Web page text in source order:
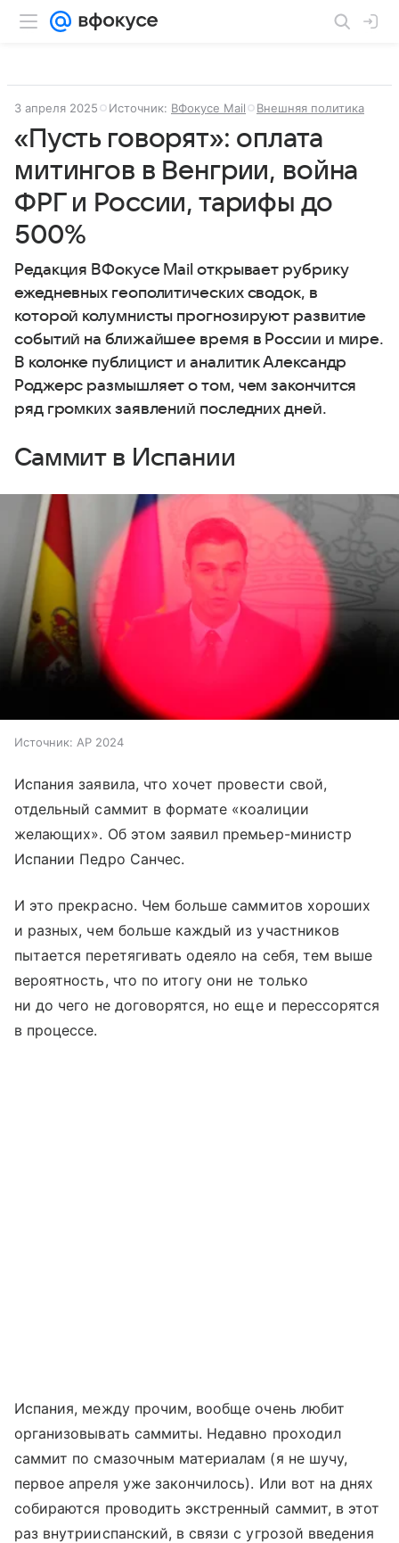
3 апреля 2025 Источник: ВФокусе Mail Внешняя политика
«Пусть говорят»: оплата
митингов в Венгрии, война
ФРГ и России, тарифы до
500%
Редакция ВФокусе Mail открывает рубрику
ежедневных геополитических сводок, в
которой колумнисты прогнозируют развитие
событий на ближайшее время в России и мире.
В колонке публицист и аналитик Александр
Роджерс размышляет о том, чем закончится
ряд громких заявлений последних дней.
Саммит в Испании
Источник: AP 2024
Испания заявила, что хочет провести свой,
отдельный саммит в формате «коалиции
желающих». Об этом заявил премьер-министр
Испании Педро Санчес.
И это прекрасно. Чем больше саммитов хороших
и разных, чем больше каждый из участников
пытается перетягивать одеяло на себя, тем выше
вероятность, что по итогу они не только
ни до чего не договорятся, но еще и перессорятся
в процессе.
Испания, между прочим, вообще очень любит
организовывать саммиты. Недавно проходил
саммит по смазочным материалам (я не шучу,
первое апреля уже закончилось). Или вот на днях
собираются проводить экстренный саммит, в этот
раз внутрииспанский, в связи с угрозой введения